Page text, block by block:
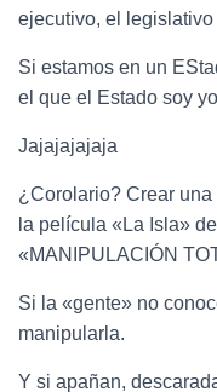
ejecutivo, el
Si estamos en un
el que el Estado soy
Jajajajajaja
¿Corolario? Crear
la película «La Isla»
«MANIPULACIÓN
Si la «gente» no
manipularla.
Y si apañan,